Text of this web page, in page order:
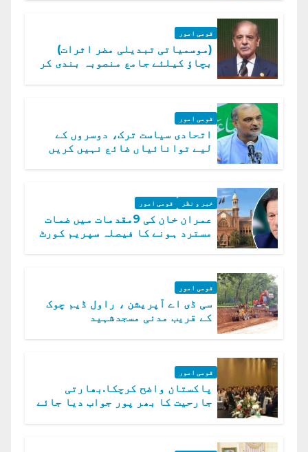
قومی امور
(موسمیاتی تبدیلی مضر اثرات)
بچاؤ کیلئے جامع منصوبہ بندی کر
قومی امور
اتحادی سیاست ترک، دوسروں کے
لیے توانائیاں ضائع نہیں کریں
خبر و نظر قومی امور
عمران خان کی 9مقدمات میں ضمات
مسترد ہونے کا فیصلہ سپریم کورٹ
قومی امور
سی ڈی اے آپریشن ، راول ڈیم چوک
کے قریب مدنی مسجدشہید
قومی امور
پاکستان واضح کرچکا.بھارتی
جارحیت کا بھر پور جواب دیا جائے